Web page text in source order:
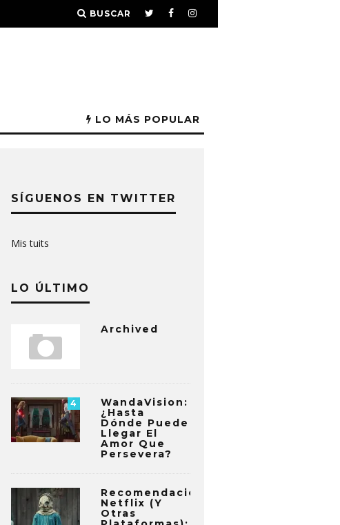
BUSCAR
LO MÁS POPULAR
SÍGUENOS EN TWITTER
Mis tuits
LO ÚLTIMO
Archived
4
WandaVision:
¿Hasta
Dónde Puede
Llegar El
Amor Que
Persevera?
Recomendaciones
Netflix (y
Otras